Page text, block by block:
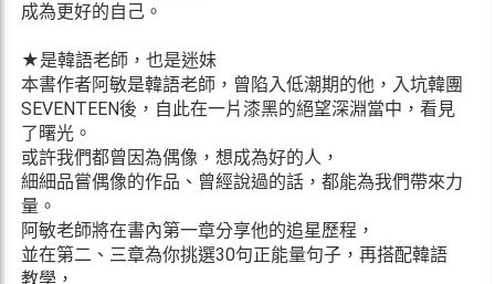
成為更好的自己。
★是韓語老師，也是迷妹
本書作者阿敏是韓語老師，曾陷入低潮期的他，入坑韓團
SEVENTEEN後，自此在一片漆黑的絕望深淵當中，看見
了曙光。
或許我們都曾因為偶像，想成為好的人，
細細品嘗偶像的作品、曾經說過的話，都能為我們帶來力
量。
阿敏老師將在書內第一章分享他的追星歷程，
並在第二、三章為你挑選30句正能量句子，再搭配韓語
教學，